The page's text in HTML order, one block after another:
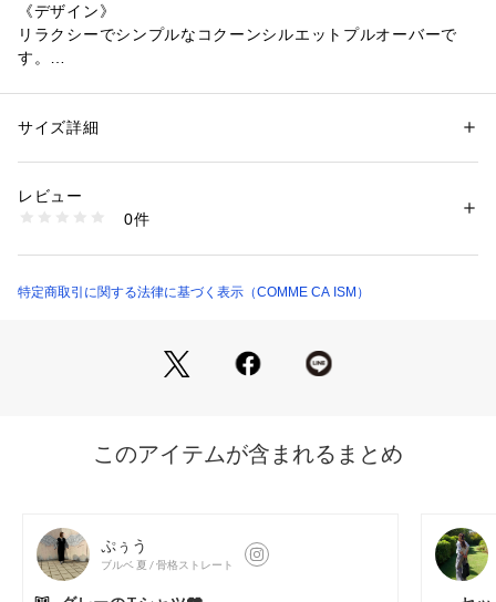
《デザイン》
リラクシーでシンプルなコクーンシルエットプルオーバーで
す。
後ろ身頃の丸いフォルムと、程良く詰まったネックラインが、
《セットアップ対応》
同素材のパンツ(商品番号：12-52PO17-206)と合わせて
《素材》
すっきりとしたきれい見えする表面と、
もちっとした気持ちの良い肌触りが特徴です。
《取り扱い》
洗濯の際は淡色のもの(特に白いもの)とは別にお取り扱い下さ
い。
素材の特性上、毛玉が生じやすい為、なるべく連続着用はお避
性別：レディース
素材：綿 85% ポリエステル 12% ポリウレタン 3%
商品番号：
12-68CO15-206 （ショップ）
サイズ詳細
レビュー
0件
特定商取引に関する法律に基づく表示（COMME CA ISM）